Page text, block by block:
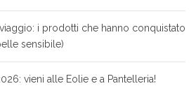
i prodotti che hanno conquistato
sensibile)
vieni alle Eolie e a Pantelleria!